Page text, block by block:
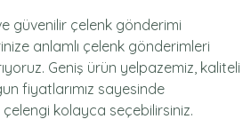
güvenilir çelenk gönderimi
anlamlı çelenk gönderimleri
Geniş ürün yelpazemiz, kaliteli
fiyatlarımız sayesinde
çelengi kolayca seçebilirsiniz.